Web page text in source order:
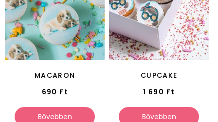
MACARON
690 Ft
Bővebben
CUPCAKE
1 690 Ft
Bővebben